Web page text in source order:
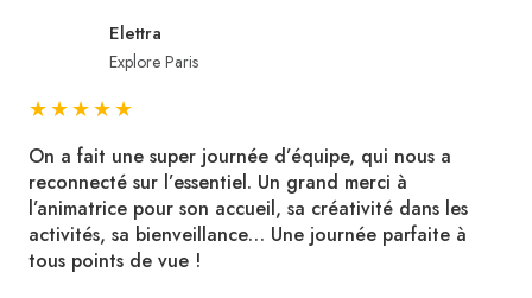
Elettra
Explore Paris
★★★★★
On a fait une super journée d’équipe, qui nous a
reconnecté sur l’essentiel. Un grand merci à
l’animatrice pour son accueil, sa créativité dans les
activités, sa bienveillance… Une journée parfaite à
tous points de vue !